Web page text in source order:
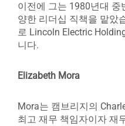
이전에 그는 1980년대
양한 리더십 직책을 맡았
로 Lincoln Electric
니다.
Elizabeth Mora
Mora는 캠브리지의
최고 재무 책임자이자 재